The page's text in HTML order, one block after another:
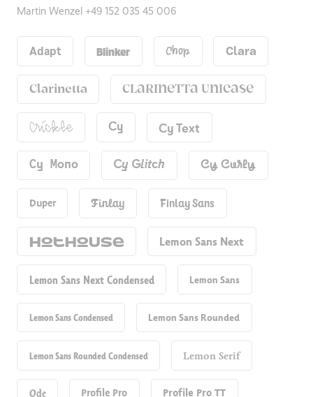
Martin Wenzel +49 152 035 45 006
Adapt Blinker Chop Clara
Clarinetta Clarinetta Unicase
Crickle Cy Cy Text
Cy Mono Cy Glitch Cy Curly
Duper Finlay Finlay Sans
Hot​house Lemon Sans Next
Lemon Sans Next Condensed Lemon Sans
Lemon Sans Condensed Lemon Sans Rounded
Lemon Sans Rounded Condensed Lemon Serif
Ode Profile Pro Profile Pro TT